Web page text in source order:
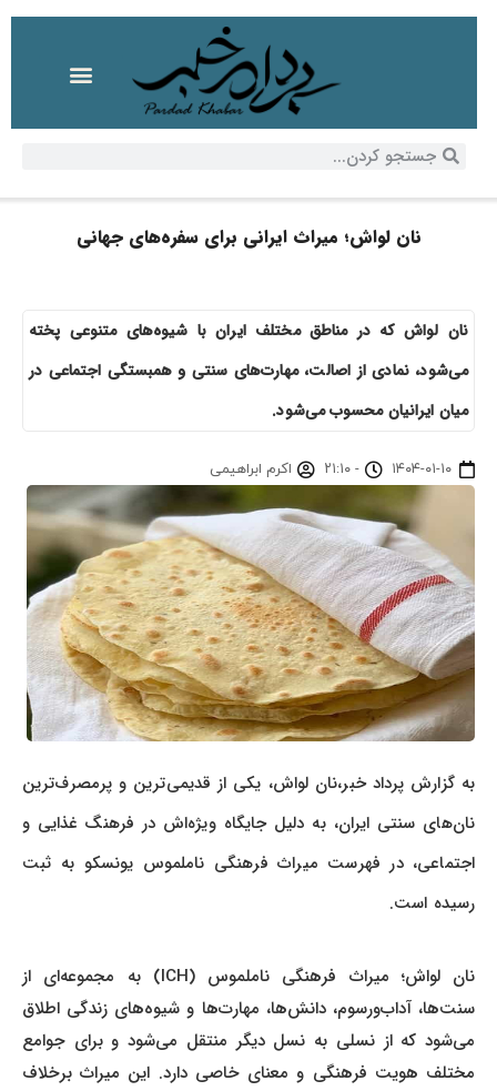
نان لواش؛ میراث ایرانی برای سفره‌های جهانی
نان لواش که در مناطق مختلف ایران با شیوه‌های متنوعی پخته
می‌شود، نمادی از اصالت، مهارت‌های سنتی و همبستگی اجتماعی در
میان ایرانیان محسوب می‌شود.
۱۴۰۴-۰۱-۱۰ - ۲۱:۱۰ اکرم ابراهیمی
به گزارش پرداد خبر،نان لواش، یکی از قدیمی‌ترین و پرمصرف‌ترین
نان‌های سنتی ایران، به دلیل جایگاه ویژه‌اش در فرهنگ غذایی و
اجتماعی، در فهرست میراث فرهنگی ناملموس یونسکو به ثبت
رسیده است.
نان لواش؛ میراث فرهنگی ناملموس (ICH) به مجموعه‌ای از
سنت‌ها، آداب‌ورسوم، دانش‌ها، مهارت‌ها و شیوه‌های زندگی اطلاق
می‌شود که از نسلی به نسل دیگر منتقل می‌شود و برای جوامع
مختلف هویت فرهنگی و معنای خاصی دارد. این میراث برخلاف